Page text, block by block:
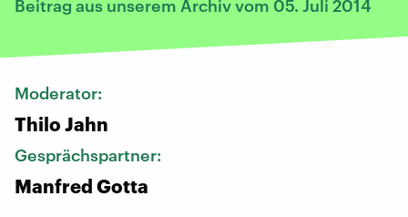
Beitrag aus unserem Archiv vom 05. Juli 2014
Moderator:
Thilo Jahn
Gesprächspartner:
Manfred Gotta